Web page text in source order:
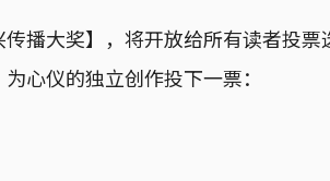
播大奖】，将开放给所有读者投
心仪的独立创作投下一票：